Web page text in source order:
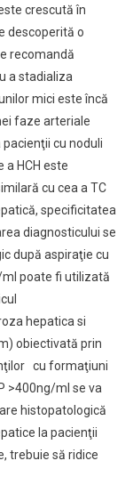
crescută în
descoperită o
recomandă
a stadializa
mici este încă
faze arteriale
cu noduli
HCH este
cu cea a TC
specificitatea
diagnosticului se
după aspiraţie cu
ml poate fi utilizată
hepatica si
obiectivată prin
cu formaţiuni
>400ng/ml se va
histopatologică
la pacienţii
trebuie să ridice